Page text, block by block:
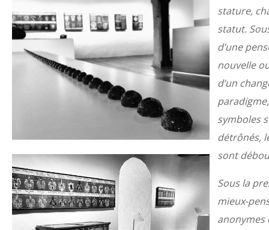
stature,
statut.
d’une
nouvelle
d’un
symboles
détrônés,
sont
Sous la
mieux-
anonymes